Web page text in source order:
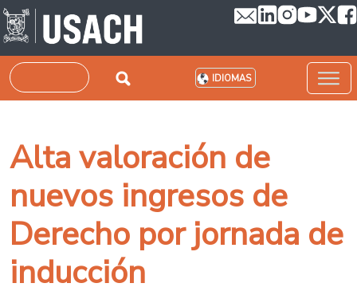
Pasar al contenido principal
Buscar IDIOMAS
Alta valoración de
nuevos ingresos de
Derecho por jornada de
inducción